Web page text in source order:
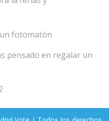
fotomatón
pensado en regalar un